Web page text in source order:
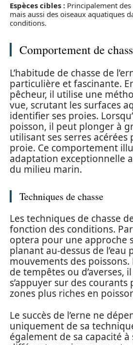
Espèces cibles : Principalement des
mais aussi des oiseaux aquatiques
conditions.
Comportement de
L’habitude de chasse de
particulière et fascinante.
pêcheur, il utilise une
vue, scrutant les surfaces
identifier ses proies.
poisson, il peut plonger à
utilisant ses serres
proie. Ce comportement
adaptation exceptionnelle
du milieu marin.
Techniques de chasse
Les techniques de chasse
fonction des conditions.
optera pour une approche
planant au-dessus de
mouvements des poissons.
de tempêtes ou d’averses,
s’appuyer sur des
zones plus riches en
Le succès de l’erne ne
uniquement de sa
également de sa capacité à